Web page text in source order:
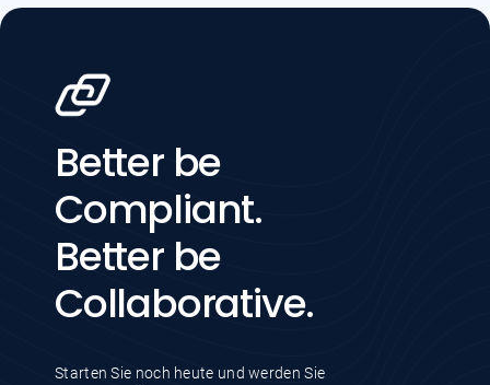
Better be
Compliant.
Better be
Collaborative.
Starten Sie noch heute und werden Sie